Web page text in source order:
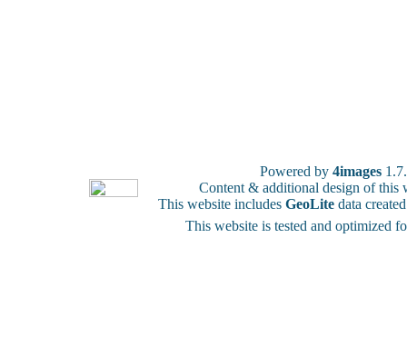
Powered by 4images
Content & additional design of
This website includes GeoLite data
This website is tested and optimized